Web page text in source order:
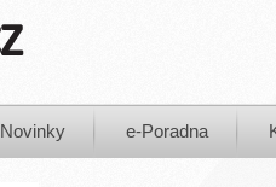
Novinky e-Poradna